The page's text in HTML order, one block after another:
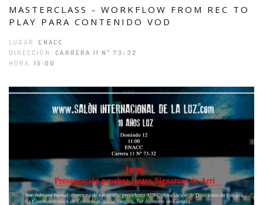
MASTERCLASS - WORKFLOW FROM REC TO
PLAY PARA CONTENIDO VOD
LUGAR: ENACC
DIRECCIÓN: CARRERA 11 Nº 73-32
HORA: 15:00